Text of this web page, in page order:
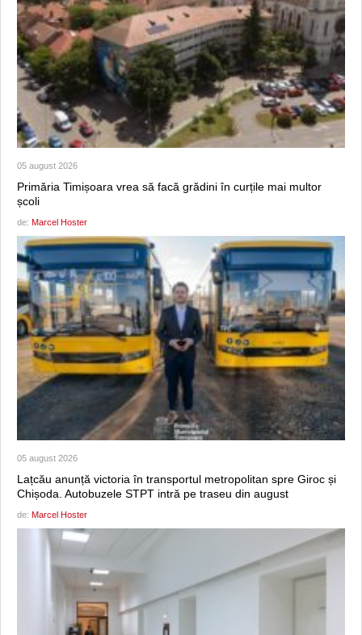
05 august 2026
Primăria Timișoara vrea să facă grădini în curțile mai multor
școli
de: Marcel Hoster
05 august 2026
Lațcău anunță victoria în transportul metropolitan spre Giroc și
Chișoda. Autobuzele STPT intră pe traseu din august
de: Marcel Hoster